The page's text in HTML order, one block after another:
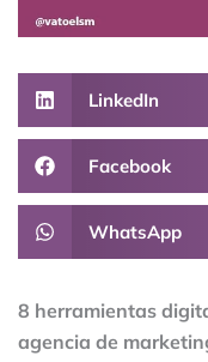
LinkedIn
Facebook
WhatsApp
8 herramientas
agencia de